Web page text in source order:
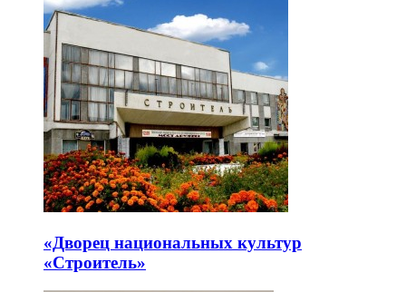
«Дворец национальных культур
«Строитель»